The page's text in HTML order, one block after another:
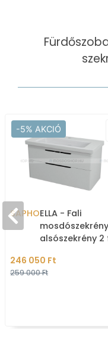
-5% AKCIÓ
SAPHOELLA - Fali
alsószekrény 2
fehér MDF
nélkül)
246 050 Ft
259 000 Ft